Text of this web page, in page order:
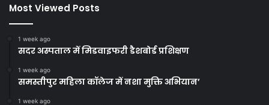
Most Viewed Posts
1 week ago
सदर अस्पताल में मिडवाइफरी डैशबोर्ड प्रशिक्षण
1 week ago
समस्तीपुर महिला कॉलेज में नशा मुक्ति अभियान’
1 week ago